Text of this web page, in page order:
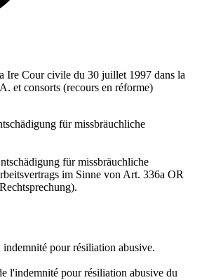
Ire Cour civile du 30 juillet 1997 dans la
et consorts (recours en réforme)
für missbräuchliche
für missbräuchliche
im Sinne von Art. 336a OR
pour résiliation abusive.
l'indemnité pour résiliation abusive du